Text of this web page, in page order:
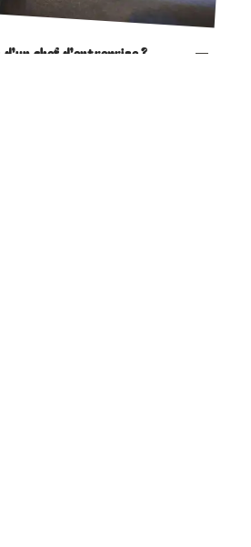
chef d’entreprise ?